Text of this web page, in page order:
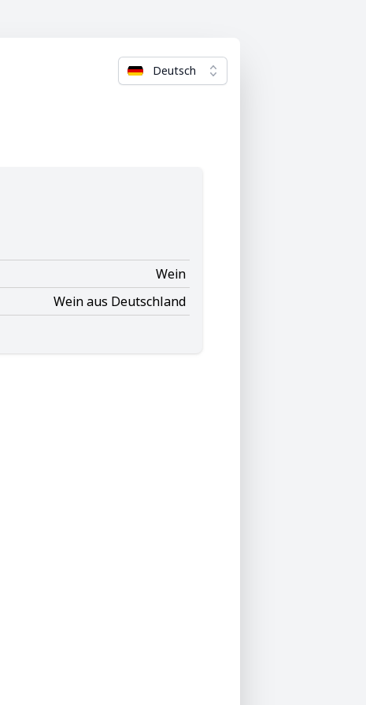
Deutsch
Wein
Wein aus Deutschland